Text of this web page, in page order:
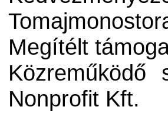
Megítélt
Közreműködő
Nonprofit Kft.